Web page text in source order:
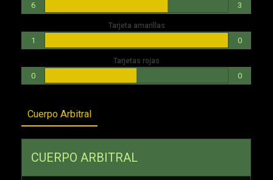
6 3
Tarjeta amarillas
1 0
Tarjetas rojas
0 0
Cuerpo Arbitral
CUERPO ARBITRAL